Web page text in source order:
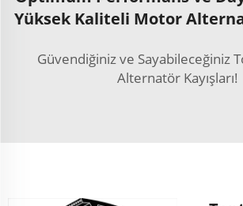
Yüksek Kaliteli Motor
Güvendiğiniz ve Sayabileceğiniz
Alternatör Kayışları!